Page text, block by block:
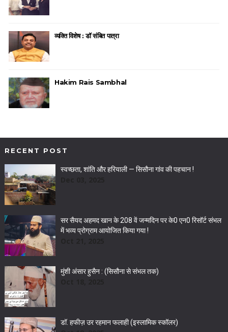
व्यक्ति विशेष : डॉ संबित पात्रा
Hakim Rais Sambhal
RECENT POST
स्वच्छता, शांति और हरियाली — सिसौना गांव की पहचान !
सर सैयद अहमद खान के 208 वें जन्मदिन पर के0 एन0 रिसॉर्ट संभल
में भव्य प्रोग्राम आयोजित किया गया !
मुंशी अंसार हुसैन : (सिसौना से संभल तक)
डॉ. हफीज़ उर रहमान फलाही (इस्लामिक स्कॉलर)